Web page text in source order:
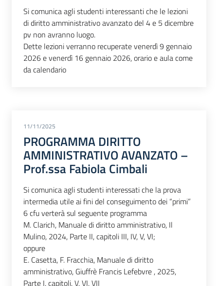
Si comunica agli studenti interessanti che le lezioni
di diritto amministrativo avanzato del 4 e 5 dicembre
pv non avranno luogo.
Dette lezioni verranno recuperate venerdì 9 gennaio
2026 e venerdì 16 gennaio 2026, orario e aula come
da calendario
11/11/2025
PROGRAMMA DIRITTO
AMMINISTRATIVO AVANZATO –
Prof.ssa Fabiola Cimbali
Si comunica agli studenti interessati che la prova
intermedia utile ai fini del conseguimento dei “primi”
6 cfu verterà sul seguente programma
M. Clarich, Manuale di diritto amministrativo, Il
Mulino, 2024, Parte II, capitoli III, IV, V, VI;
oppure
E. Casetta, F. Fracchia, Manuale di diritto
amministrativo, Giuffrè Francis Lefebvre , 2025,
Parte I, capitoli, V, VI, VII